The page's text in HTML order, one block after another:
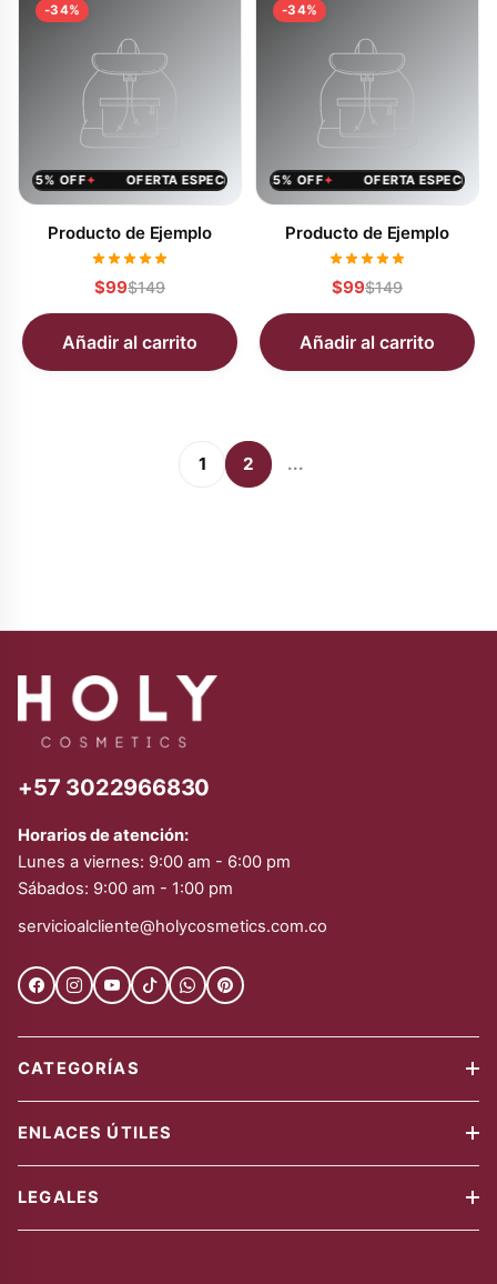
-34%
25% OFF✦ OFERTA ESPECIAL 25% OFF ✦ OFERTA ESPECIAL 25%
Producto de Ejemplo
$99$149
Añadir al carrito
-34%
25% OFF✦ OFERTA ESPECIAL 25% OFF✦ OFERTA ESPECIAL
Producto de Ejemplo
$99$149
Añadir al carrito
1 2 ...
+57 3022966830
Horarios de atención:
Lunes a viernes: 9:00 am - 6:00 pm
Sábados: 9:00 am - 1:00 pm
servicioalcliente@holycosmetics.com.co
CATEGORÍAS
Cabello
Uñas
Ofertas
ENLACES ÚTILES
¿Quíenes somos?
LEGALES